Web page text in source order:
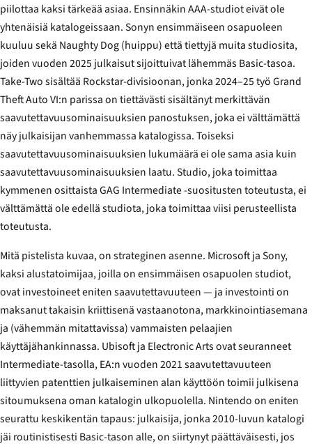
piilottaa kaksi tärkeää asiaa. Ensinnäkin AAA-studiot eivät ole
yhtenäisiä katalogeissaan. Sonyn ensimmäiseen osapuoleen
kuuluu sekä Naughty Dog (huippu) että tiettyjä muita studiosita,
joiden vuoden 2025 julkaisut sijoittuivat lähemmäs Basic-tasoa.
Take-Two sisältää Rockstar-divisioonan, jonka 2024–25 työGrand
Theft Auto VI:n parissa on tiettävästi sisältänyt merkittävän
saavutettavuusominaisuuksien panostuksen, joka ei välttämättä
näy julkaisijan vanhemmassa katalogissa. Toiseksi
saavutettavuusominaisuuksien lukumäärä ei ole sama asia kuin
saavutettavuusominaisuuksien laatu. Studio, joka toimittaa
kymmenen osittaista GAG Intermediate -suositusten toteutusta, ei
välttämättä ole edellä studiota, joka toimittaa viisi perusteellista
toteutusta.
Mitä pistelista kuvaa, on strateginen asenne. Microsoft ja Sony,
kaksi alustatoimijaa, joilla on ensimmäisen osapuolen studiot,
ovat investoineet eniten saavutettavuuteen — ja investointi on
maksanut takaisin kriittisenä vastaanotona, markkinointiasemana
ja (vähemmän mitattavissa) vammaisten pelaajien
käyttäjähankinnassa. Ubisoft ja Electronic Arts ovat seuranneet
Intermediate-tasolla, EA:n vuoden 2021 saavutettavuuteen
liittyvien patenttien julkaiseminen alan käyttöön toimii julkisena
sitoumuksena oman katalogin ulkopuolella. Nintendo on eniten
seurattu keskikentän tapaus: julkaisija, jonka 2010-luvun katalogi
jäi routinistisesti Basic-tason alle, on siirtynyt päättäväisesti, jos